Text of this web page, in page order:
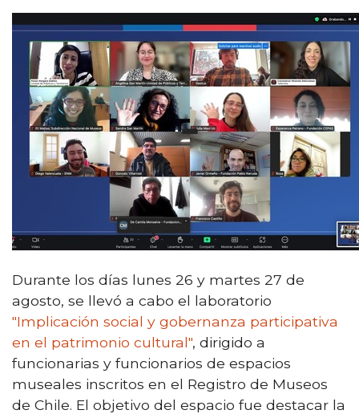
Durante los días lunes 26 y martes 27 de
agosto, se llevó a cabo el laboratorio
"Implicación social y gobernanza participativa
en el patrimonio cultural", dirigido a
funcionarias y funcionarios de espacios
museales inscritos en el Registro de Museos
de Chile. El objetivo del espacio fue destacar la